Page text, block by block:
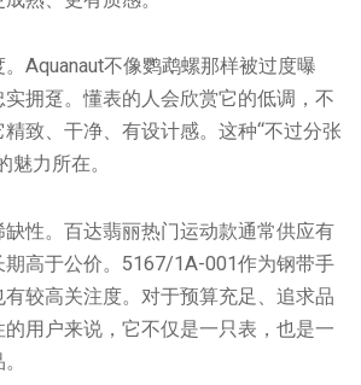
Aquanaut不像鹦鹉螺那样被过度曝
拥趸。懂表的人会欣赏它的低调，不
致、干净、有设计感。这种“不过分张
魅力所在。
性。百达翡丽热门运动款通常供应有
期高于公价。5167/1A-001作为钢带手
较高关注度。对于预算充足、追求品
用户来说，它不仅是一只表，也是一